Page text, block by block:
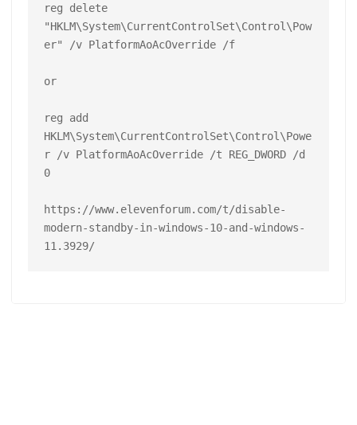
reg delete
"HKLM\System\CurrentControlSet\Control\Pow
er" /v PlatformAoAcOverride /f
or
reg add
HKLM\System\CurrentControlSet\Control\Powe
r /v PlatformAoAcOverride /t REG_DWORD /d
0
https://www.elevenforum.com/t/disable-
modern-standby-in-windows-10-and-windows-
11.3929/